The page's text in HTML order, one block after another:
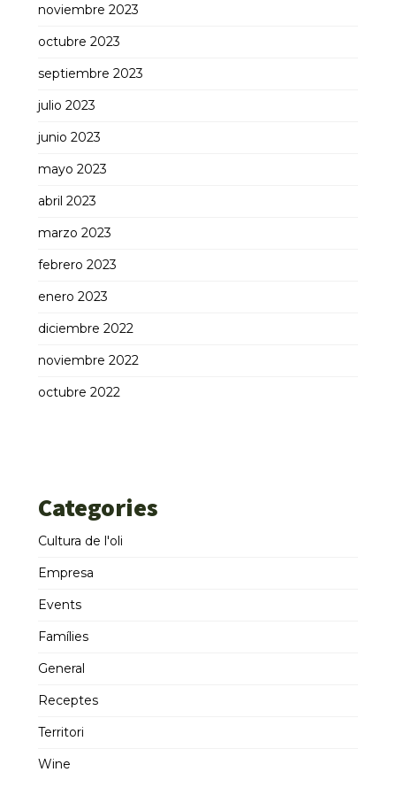
noviembre 2023
octubre 2023
septiembre 2023
julio 2023
junio 2023
mayo 2023
abril 2023
marzo 2023
febrero 2023
enero 2023
diciembre 2022
noviembre 2022
octubre 2022
Categories
Cultura de l'oli
Empresa
Events
Famílies
General
Receptes
Territori
Wine